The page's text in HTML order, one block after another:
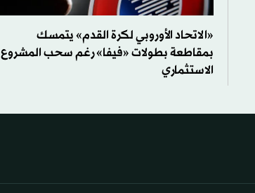
«الاتحاد الأوروبي لكرة القدم» يتمسك
بمقاطعة بطولات «فيفا» رغم سحب المشروع
الاستثماري